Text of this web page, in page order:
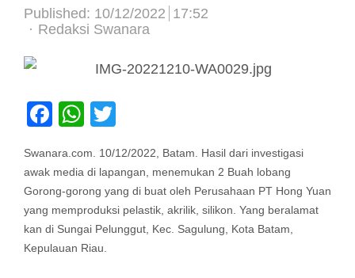
Published: 10/12/2022 17:52
Author
Redaksi Swanara
Facebook
WhatsApp
Swanara.com. 10/12/2022, Batam. Hasil dari investigasi
awak media di lapangan, menemukan 2 Buah lobang
Gorong-gorong yang di buat oleh Perusahaan PT Hong Yuan
yang memproduksi pelastik, akrilik, silikon. Yang beralamat
kan di Sungai Pelunggut, Kec. Sagulung, Kota Batam,
Kepulauan Riau.